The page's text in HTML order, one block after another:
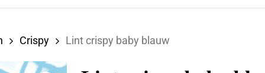
Crispy Lint crispy baby blauw